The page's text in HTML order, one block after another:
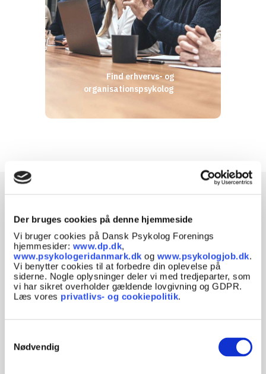
Der bruges cookies på denne hjemmeside
Vi bruger cookies på Dansk Psykolog Forenings
hjemmesider: www.dp.dk,
www.psykologeridanmark.dk og www.psykologjob.dk.
Vi benytter cookies til at forbedre din oplevelse på
siderne. Nogle oplysninger deler vi med tredjeparter, som
vi har sikret overholder gældende lovgivning og GDPR.
Læs vores privatlivs- og cookiepolitik.
Nødvendig
Find erhvervs- og
organisationspsykolog
Viden om psykologi
Se vores arkiv med artikler om psykologi.
Artiklerne er skrevet af psykologer, til alle med
interesse for emner som stress, mental
sundhed, angst, traumer og om psykiske lidelser
som fx autisme, ADHD og depression. Indholdet
gældende på udgivelsestidspunktet. Artiklerne